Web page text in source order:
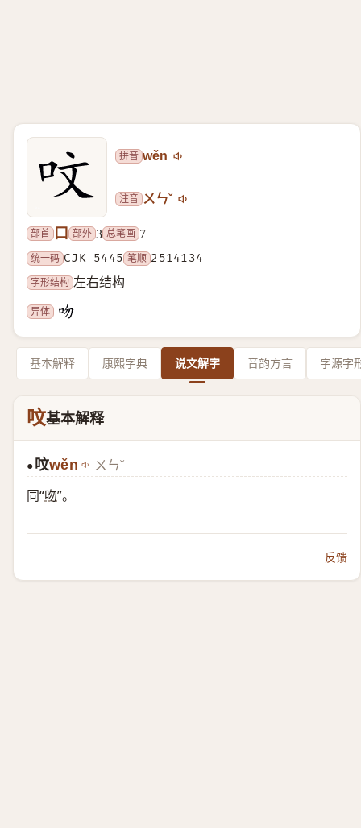
拼音 wěn
注音 ㄨㄣˇ
部首 口 部外 3 总笔画 7
统一码 CJK 5445 笔顺 2514134
字形结构 左右结构
异体
基本解释 康熙字典 说文解字 音韵方言 字源字
呅基本解释
● 呅wěn ㄨㄣˇ
同“吻”。
反馈